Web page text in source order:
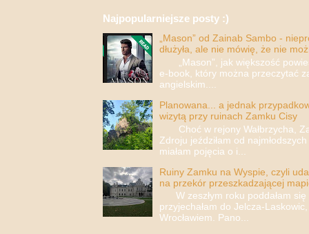
Najpopularniejsze posty :)
„Mason” od Zainab Sambo -
dłużyła, ale nie mówię, że nie
„Mason”, jak większość
e-book, który można przeczytać
angielskim....
Planowana... a jednak
wizytą przy ruinach Zamku Cisy
Choć w rejony Wałbrzycha,
Zdroju jeździłam od
miałam pojęcia o i...
Ruiny Zamku na Wyspie, czyli
na przekór przeszkadzającej
W zeszłym roku poddałam się
przyjechałam do Jelcza-
Wrocławiem. Pano...